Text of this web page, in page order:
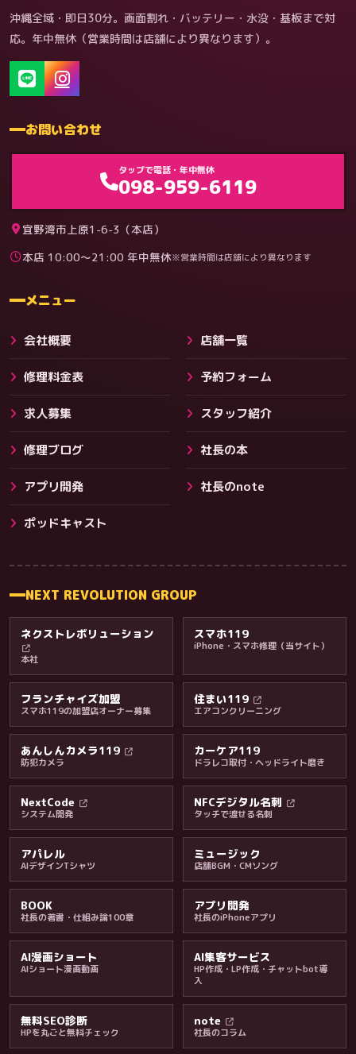
その他サービス
料金・保証・ご案内
料金
沖縄全域・即日30分。画面割れ・バッテリー・水没・基板まで対
応。年中無休（営業時間は店舗により異なります）。
お問い合わせ
タップで電話・年中無休
098-959-6119
宜野湾市上原1-6-3（本店）
本店 10:00〜21:00 年中無休※営業時間は店舗により異なります
メニュー
会社概要 店舗一覧
修理料金表 予約フォーム
求人募集 スタッフ紹介
修理ブログ 社長の本
アプリ開発 社長のnote
ポッドキャスト
NEXT REVOLUTION GROUP
ネクストレボリューション
本社
スマホ119
iPhone・スマホ修理（当サイト）
フランチャイズ加盟
スマホ119の加盟店オーナー募集
住まい119
エアコンクリーニング
あんしんカメラ119
防犯カメラ
カーケア119
ドラレコ取付・ヘッドライト磨き
NextCode
システム開発
NFCデジタル名刺
タッチで渡せる名刺
アパレル
AIデザインTシャツ
ミュージック
店舗BGM・CMソング
BOOK
社長の著書・仕組み論100章
アプリ開発
社長のiPhoneアプリ
AI漫画ショート
AIショート漫画動画
AI集客サービス
HP作成・LP作成・チャットbot導
入
無料SEO診断
HPを丸ごと無料チェック
note
社長のコラム